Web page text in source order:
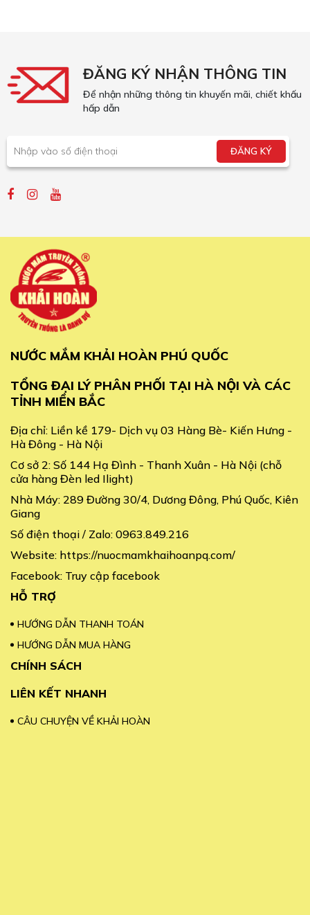
ĐĂNG KÝ NHẬN THÔNG TIN
Để nhận những thông tin khuyến mãi, chiết khấu
hấp dẫn
ĐĂNG KÝ
NƯỚC MẮM KHẢI HOÀN PHÚ QUỐC
TỔNG ĐẠI LÝ PHÂN PHỐI TẠI HÀ NỘI VÀ CÁC
TỈNH MIỀN BẮC
Địa chỉ: Liền kề 179- Dịch vụ 03 Hàng Bè- Kiến Hưng -
Hà Đông - Hà Nội
Cơ sở 2: Số 144 Hạ Đình - Thanh Xuân - Hà Nội (chỗ
cửa hàng Đèn led Ilight)
Nhà Máy: 289 Đường 30/4, Dương Đông, Phú Quốc, Kiên
Giang
Số điện thoại / Zalo: 0963.849.216
Website: https://nuocmamkhaihoanpq.com/
Facebook: Truy cập facebook
HỖ TRỢ
HƯỚNG DẪN THANH TOÁN
HƯỚNG DẪN MUA HÀNG
CHÍNH SÁCH
LIÊN KẾT NHANH
CÂU CHUYỆN VỀ KHẢI HOÀN